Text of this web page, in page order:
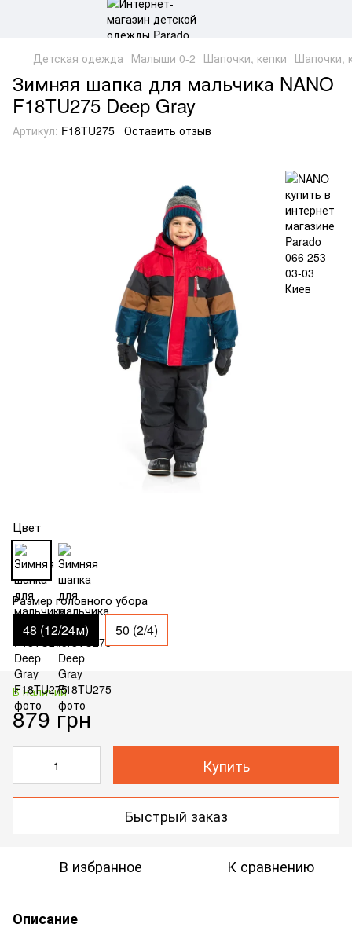
Детская одежда Малыши 0-2 Шапочки, кепки Шапочки,
Зимняя шапка для мальчика NANO
F18TU275 Deep Gray
Артикул: F18TU275 Оставить отзыв
Цвет
Размер головного убора
48 (12/24м) 50 (2/4)
В наличии
879 грн
Купить
Быстрый заказ
В избранное К сравнению
Описание